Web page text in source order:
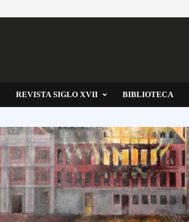
REVISTA SIGLO XVII BIBLIOTECA